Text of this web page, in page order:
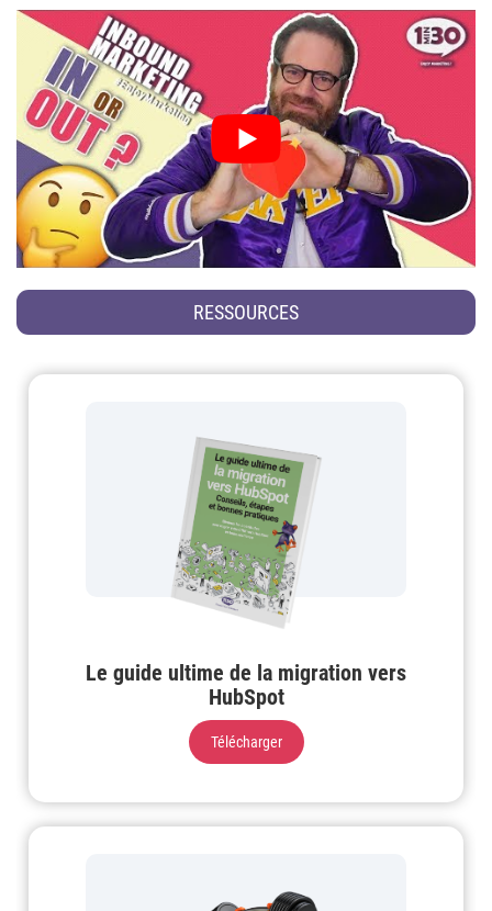
RESSOURCES
Le guide ultime de la migration vers
HubSpot
Télécharger